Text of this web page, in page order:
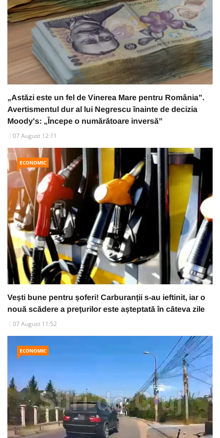
„Astăzi este un fel de Vinerea Mare pentru România”.
Avertismentul dur al lui Negrescu înainte de decizia
Moody's: „Începe o numărătoare inversă”
07 August 12:11
ECONOMIC
Vești bune pentru șoferi! Carburanții s-au ieftinit, iar o
nouă scădere a prețurilor este așteptată în câteva zile
07 August 11:52
ECONOMIC